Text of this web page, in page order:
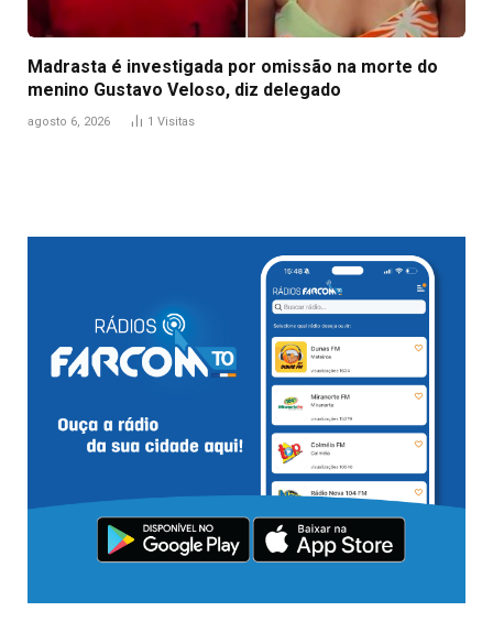
Madrasta é investigada por omissão na morte do
menino Gustavo Veloso, diz delegado
agosto 6, 2026 1 Visitas